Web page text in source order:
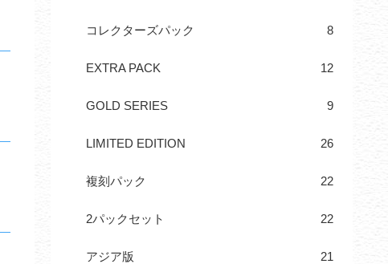
コレクターズパック 8
EXTRA PACK 12
GOLD SERIES 9
LIMITED EDITION 26
複刻パック 22
2パックセット 22
アジア版 21